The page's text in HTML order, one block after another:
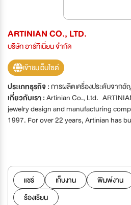
ARTINIAN CO., LTD.
บริษัท อาร์ทิเนี่ยน จำกัด
เข้าชมเว็บไซต์
ประเภทธุรกิจ :การผลิตเครื่องประดับจากอั
เกี่ยวกับเรา :Artinian Co., Ltd. ARTINIAN Co., Ltd. is a specialized
jewelry design and manufacturing
1997. For over 22 years, Artinian has
international designers as well as for
than 350 employees, a state-of-the-
atelier in Bangkok, Artinian delivers
all year round. Due to continued
for qualified candidates to join our
Website: https://artinian.com/
แชร์ เก็บงาน
พิมพ์งาน
ร้องเรียน